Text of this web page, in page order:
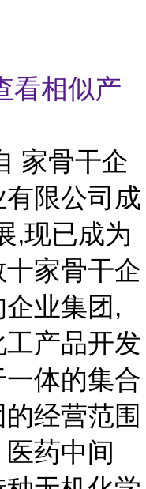
看相似产
家骨干企
限公司成
,现已成为
家骨干企
业集团,
产品开发
体的集合
经营范围
药中间